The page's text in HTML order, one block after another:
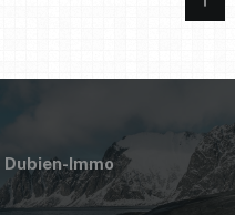
Dubien-Immo